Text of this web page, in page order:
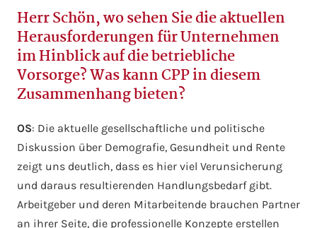
Herr Schön, wo sehen Sie die aktuellen
Herausforderungen für Unternehmen
im Hinblick auf die betriebliche
Vorsorge? Was kann CPP in diesem
Zusammenhang bieten?
OS: Die aktuelle gesellschaftliche und politische
Diskussion über Demografie, Gesundheit und Rente
zeigt uns deutlich, dass es hier viel Verunsicherung
und daraus resultierenden Handlungsbedarf gibt.
Arbeitgeber und deren Mitarbeitende brauchen Partner
an ihrer Seite, die professionelle Konzepte erstellen